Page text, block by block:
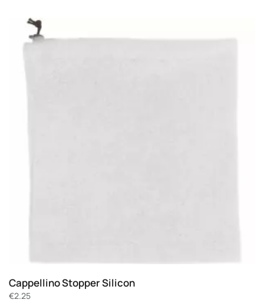
Cappellino Stopper Silicon
€2.25